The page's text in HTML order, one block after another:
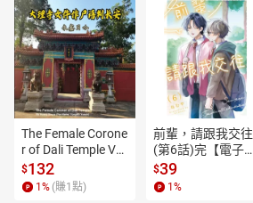
The Female Corone
r of Dali Temple Vo
l.6【有聲書】
$132
1 % (賺1 點)
前輩，請跟我交往
(第6話)完【電子
書】
$39
1 %